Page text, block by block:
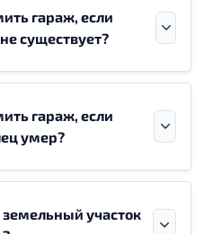
гараж, если
существует?
гараж, если
умер?
земельный участок